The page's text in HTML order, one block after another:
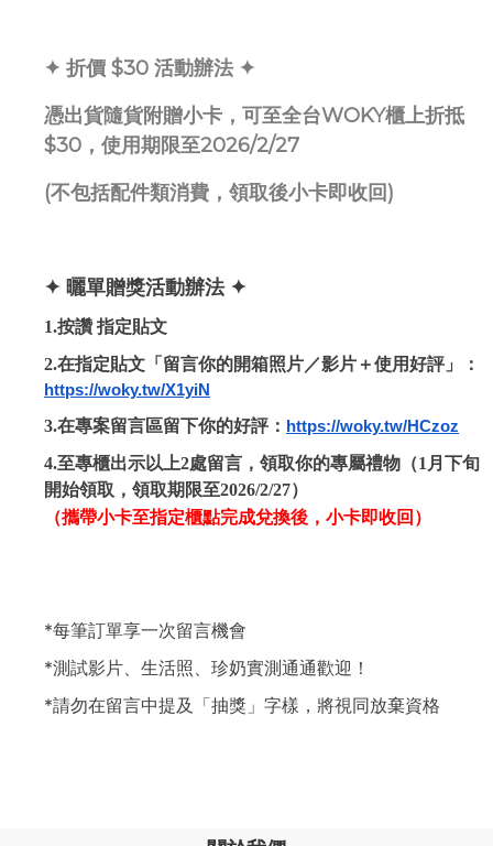
✦ 折價 $30 活動辦法 ✦
憑出貨隨貨附贈小卡，可至全台WOKY櫃上折抵
$30，使用期限至2026/2/27
(不包括配件類消費，領取後小卡即收回)
✦ 曬單贈獎活動辦法 ✦
1.按讚 指定貼文
2.在指定貼文「留言你的開箱照片／影片＋使用好評」：
https://woky.tw/X1yiN
3.在專案留言區留下你的好評： https://woky.tw/HCzoz
4.至專櫃出示以上2處留言，領取你的專屬禮物（1月下旬
開始領取，領取期限至2026/2/27）
（攜帶小卡至指定櫃點完成兌換後，小卡即收回）
*每筆訂單享一次留言機會
*測試影片、生活照、珍奶實測通通歡迎！
*請勿在留言中提及「抽獎」字樣，將視同放棄資格